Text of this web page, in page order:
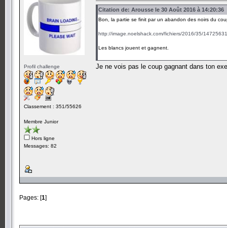
Profil challenge
Classement : 351/55626
Membre Junior
Hors ligne
Messages: 82
Citation de: Arousse le 30 Août 2016 à 14:20:36
Bon, la partie se finit par un abandon des noirs du
http://image.noelshack.com/fichiers/2016/35/
Les blancs jouent et gagnent.
Je ne vois pas le coup gagnant dans ton
Pages: [1]